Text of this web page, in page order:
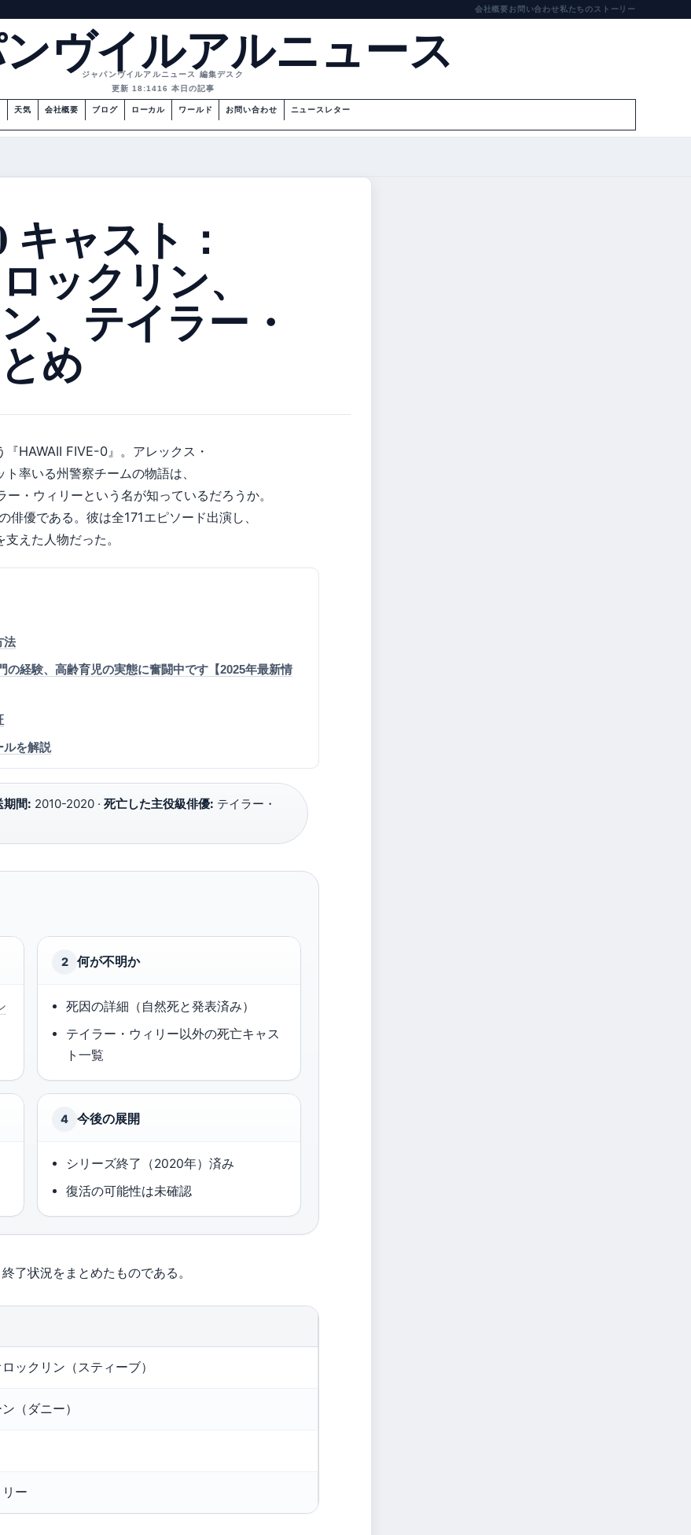
会社概要お問い合わせ私たちのストーリー
ヴイルアルニュース
ジャパンヴイルアルニュース 編集デスク
更新 18:1416 本日の記事
天気 会社概要 ブログ ローカル ワールド お問い合わせ ニュースレター
ャスト：
ックリン、
、テイラー・
め
HAWAII FIVE-0』。アレックス・
率いる州警察チームの物語は、
・ウィリーという名が知っているだろうか。
優である。彼は全171エピソード出演し、
えた人物だった。
法
経験、高齢育児の実態に奮闘中です【2025年最新情
ルを解説
期間: 2010-2020 · 死亡した主役級俳優: テイラー・
2 何が不明か
死因の詳細（自然死と発表済み）
テイラー・ウィリー以外の死亡キャス
ト一覧
4 今後の展開
シリーズ終了（2020年）済み
復活の可能性は未確認
了状況をまとめたものである。
ックリン（スティーブ）
（ダニー）
ー